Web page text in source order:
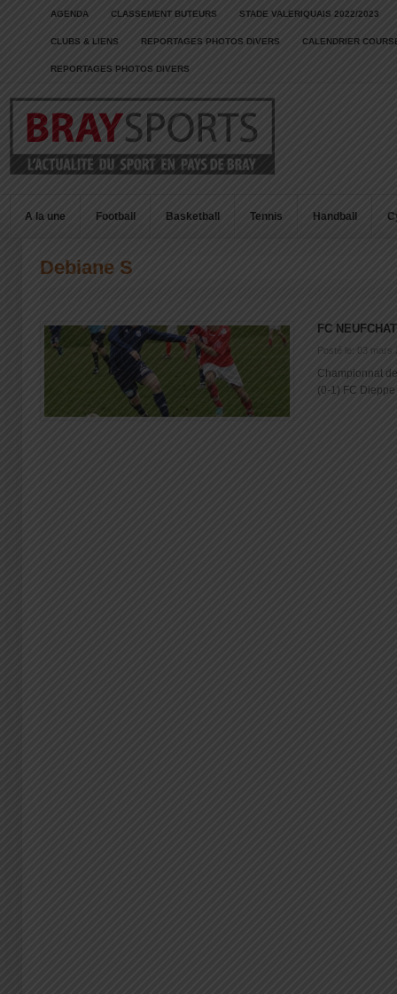
AGENDA CLASSEMENT BUTEURS STADE VALERIQUAIS 2022/2023
CLUBS & LIENS REPORTAGES PHOTOS DIVERS CALENDRIER
REPORTAGES PHOTOS DIVERS
A la une Football Basketball Tennis Handball
Debiane S
FC
Posté le: 03 mars
Championnat
(0-1) FC